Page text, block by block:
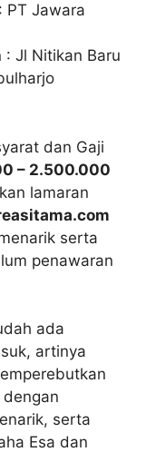
PT Jawara
: Jl Nitikan Baru
dan Gaji
– 2.500.000
lamaran
serta
penawaran
ada
artinya
serta
Esa dan